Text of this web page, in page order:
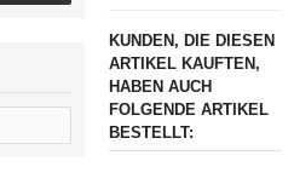
KUNDEN, DIE DIESEN
ARTIKEL KAUFTEN,
HABEN AUCH
FOLGENDE ARTIKEL
BESTELLT: